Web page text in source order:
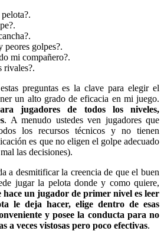
peores golpes?.
mi compañero?.
rivales?.
preguntas es la clave para elegir el
un alto grado de eficacia en mi juego.
jugadores de todos los niveles,
. A menudo ustedes ven jugadores que
los recursos técnicos y no tienen
es que no eligen el golpe adecuado
las decisiones).
a desmitificar la creencia de que el buen
jugar la pelota donde y como quiere,
hace un jugador de primer nivel es leer
le deja hacer, elige dentro de esas
y posee la conducta para no
a veces vistosas pero poco efectivas.